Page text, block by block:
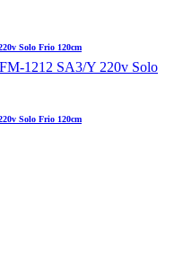
Solo Frio 120cm
Solo Frio 120cm